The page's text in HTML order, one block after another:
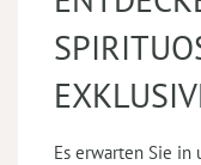
Es erwarten Sie in